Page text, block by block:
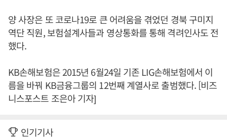
양 사장은 또 코로나19로 큰 어려움을 겪었던 경북 구미지
역단 직원, 보험설계사들과 영상통화를 통해 격려인사도 전
했다.
KB손해보험은 2015년 6월24일 기존 LIG손해보험에서 이
름을 바꿔 KB금융그룹의 12번째 계열사로 출범했다. [비즈
니스포스트 조은아 기자]
인기기사